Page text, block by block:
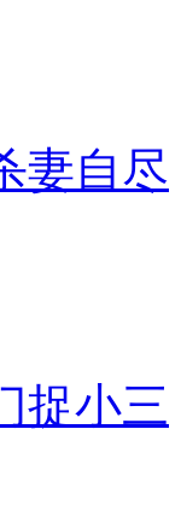
妻自尽
捉小三